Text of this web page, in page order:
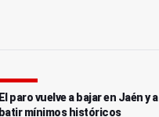
El paro vuelve a bajar en Jaén y a
batir mínimos históricos